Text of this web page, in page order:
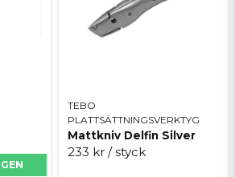
TEBO
PLATTSÄTTNINGSVERKTYG
Mattkniv Delfin Silver
233 kr / styck